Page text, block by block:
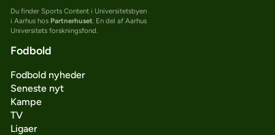
Du finder Sports Content i Universitetsbyen
i Aarhus hos Partnerhuset. En del af Aarhus
Universitets forskningsfond.
Fodbold
Fodbold nyheder
Seneste nyt
Kampe
TV
Ligaer